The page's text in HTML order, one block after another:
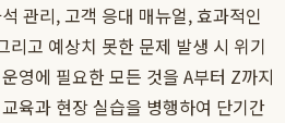
관리, 고객 응대 매뉴얼, 효과적인
리고 예상치 못한 문제 발생 시 위기
영에 필요한 모든 것을 A부터 Z까지
육과 현장 실습을 병행하여 단기간